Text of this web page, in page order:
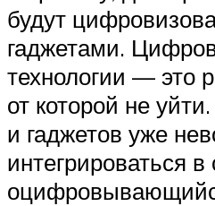
будут
гаджетами.
технологии — это
от которой не
и гаджетов уже
интегрироваться